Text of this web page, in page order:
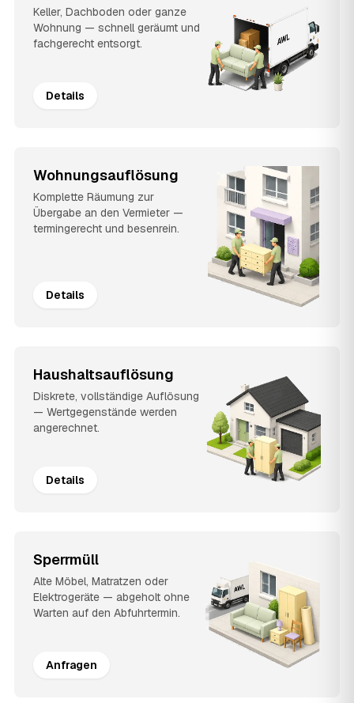
Keller, Dachboden oder ganze
Wohnung — schnell geräumt und
fachgerecht entsorgt.
Details
Wohnungsauflösung
Komplette Räumung zur
Übergabe an den Vermieter —
termingerecht und besenrein.
Details
Haushaltsauflösung
Diskrete, vollständige Auflösung
— Wertgegenstände werden
angerechnet.
Details
Sperrmüll
Alte Möbel, Matratzen oder
Elektrogeräte — abgeholt ohne
Warten auf den Abfuhrtermin.
Anfragen